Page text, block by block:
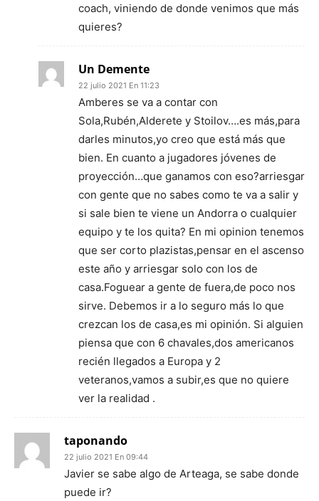
coach, viniendo de donde venimos que más
quieres?
Un Demente
22 julio 2021 En 11:23
Amberes se va a contar con
Sola,Rubén,Alderete y Stoilov….es más,para
darles minutos,yo creo que está más que
bien. En cuanto a jugadores jóvenes de
proyección…que ganamos con eso?arriesgar
con gente que no sabes como te va a salir y
si sale bien te viene un Andorra o cualquier
equipo y te los quita? En mi opinion tenemos
que ser corto plazistas,pensar en el ascenso
este año y arriesgar solo con los de
casa.Foguear a gente de fuera,de poco nos
sirve. Debemos ir a lo seguro más lo que
crezcan los de casa,es mi opinión. Si alguien
piensa que con 6 chavales,dos americanos
recién llegados a Europa y 2
veteranos,vamos a subir,es que no quiere
ver la realidad .
taponando
22 julio 2021 En 09:44
Javier se sabe algo de Arteaga, se sabe donde
puede ir?